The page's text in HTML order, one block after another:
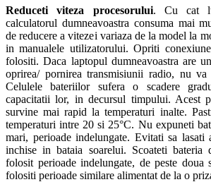
Reduceti viteza procesorului. Cu cat
calculatorul dumneavoastra consuma mai
de reducere a vitezei variaza de la model la
in manualele utilizatorului. Opriti
folositi. Daca laptopul dumneavoastra are
oprirea/ pornirea transmisiunii radio, nu
Celulele bateriilor sufera o scadere
capacitatii lor, in decursul timpului. Acest
survine mai rapid la temperaturi inalte.
temperaturi intre 20 si 25°C. Nu expuneti
mari, perioade indelungate. Evitati sa lasati
inchise in bataia soarelui. Scoateti bateria
folosit perioade indelungate, de peste doua
folositi perioade similare alimentat de la o